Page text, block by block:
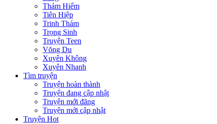
Thám Hiểm
Tiên Hiệp
Trinh Thám
Trọng Sinh
Truyện Teen
Võng Du
Xuyên Không
Xuyên Nhanh
Tìm truyện
Truyện hoàn thành
Truyện đang cập nhật
Truyện mới đăng
Truyện mới cập nhật
Truyện Hot